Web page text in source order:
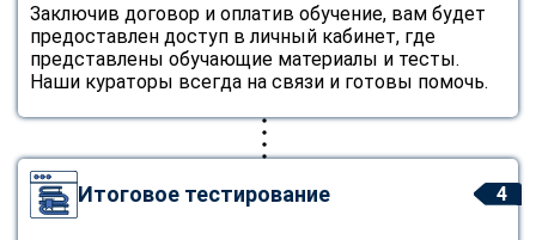
Заключив договор и оплатив обучение, вам будет
предоставлен доступ в личный кабинет, где
представлены обучающие материалы и тесты.
Наши кураторы всегда на связи и готовы помочь.
4
Итоговое тестирование